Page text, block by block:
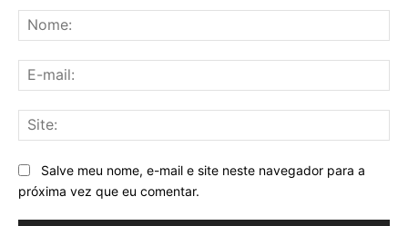
Salve meu nome, e-mail e site neste navegador para a
próxima vez que eu comentar.